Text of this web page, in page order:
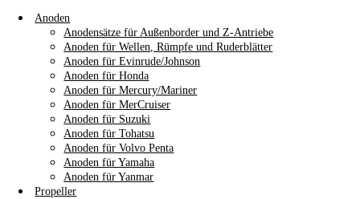
Anoden
Anodensätze für Außenborder und Z-Antriebe
Anoden für Wellen, Rümpfe und Ruderblätter
Anoden für Evinrude/Johnson
Anoden für Honda
Anoden für Mercury/Mariner
Anoden für MerCruiser
Anoden für Suzuki
Anoden für Tohatsu
Anoden für Volvo Penta
Anoden für Yamaha
Anoden für Yanmar
Propeller